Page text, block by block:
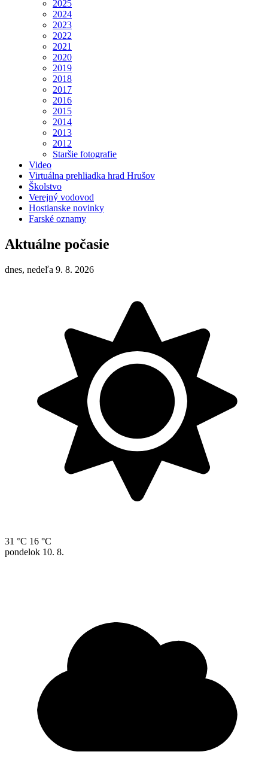
2025
2024
2023
2022
2021
2020
2019
2018
2017
2016
2015
2014
2013
2012
Staršie fotografie
Video
Virtuálna prehliadka hrad Hrušov
Školstvo
Verejný vodovod
Hostianske novinky
Farské oznamy
Aktuálne počasie
dnes, nedeľa 9. 8. 2026
31 °C 16 °C
pondelok 10. 8.